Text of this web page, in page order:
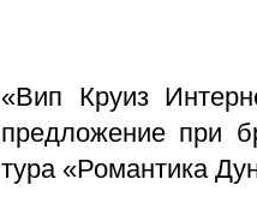
«Вип Круиз
предложение при
тура «Романтика